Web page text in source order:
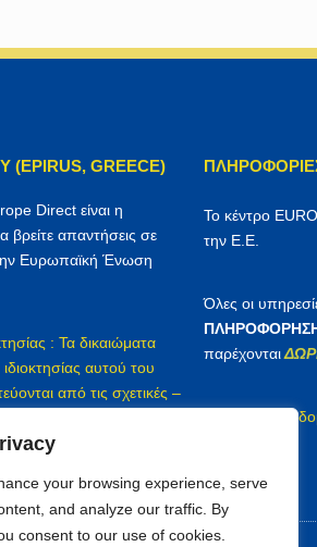
your browsing experience, serve
and analyze our traffic. By
consent to our use of cookies.
(EPIRUS, GREECE)
Direct είναι η
απαντήσεις σε
Ευρωπαϊκή Ένωση
: Τα δικαιώματα
αυτού του
από τις σχετικές –
δικαίου, του
συμβάσεων
Το κέντρο
την Ε.Ε.
Όλες οι
παρέχονται
Προστασία